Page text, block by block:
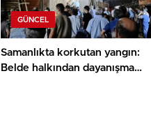
GÜNCEL
Samanlıkta korkutan yangın:
Belde halkından dayanışma